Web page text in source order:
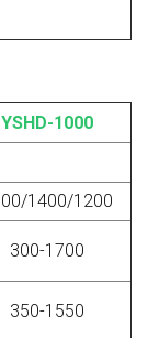
YSHD-1000
1400/1200
300-1700
350-1550